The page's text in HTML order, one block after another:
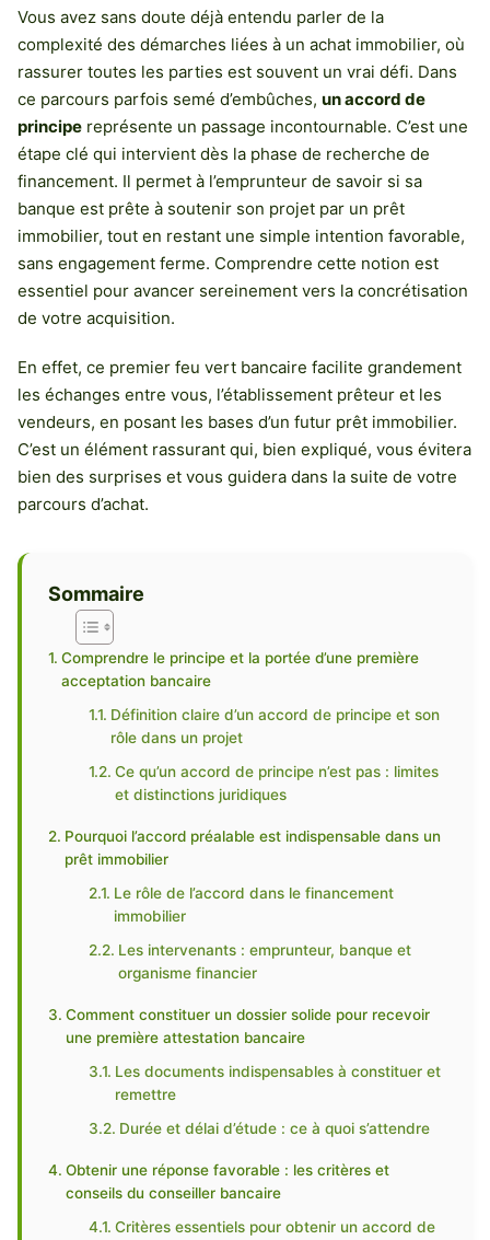
Vous avez sans doute déjà entendu parler de la
complexité des démarches liées à un achat immobilier, où
rassurer toutes les parties est souvent un vrai défi. Dans
ce parcours parfois semé d’embûches, un accord de
principe représente un passage incontournable. C’est une
étape clé qui intervient dès la phase de recherche de
financement. Il permet à l’emprunteur de savoir si sa
banque est prête à soutenir son projet par un prêt
immobilier, tout en restant une simple intention favorable,
sans engagement ferme. Comprendre cette notion est
essentiel pour avancer sereinement vers la concrétisation
de votre acquisition.
En effet, ce premier feu vert bancaire facilite grandement
les échanges entre vous, l’établissement prêteur et les
vendeurs, en posant les bases d’un futur prêt immobilier.
C’est un élément rassurant qui, bien expliqué, vous évitera
bien des surprises et vous guidera dans la suite de votre
parcours d’achat.
Sommaire
Comprendre le principe et la portée d’une première
acceptation bancaire
Définition claire d’un accord de principe et son
rôle dans un projet
Ce qu’un accord de principe n’est pas : limites
et distinctions juridiques
Pourquoi l’accord préalable est indispensable dans un
prêt immobilier
Le rôle de l’accord dans le financement
immobilier
Les intervenants : emprunteur, banque et
organisme financier
Comment constituer un dossier solide pour recevoir
une première attestation bancaire
Les documents indispensables à constituer et
remettre
Durée et délai d’étude : ce à quoi s’attendre
Obtenir une réponse favorable : les critères et
conseils du conseiller bancaire
Critères essentiels pour obtenir un accord de